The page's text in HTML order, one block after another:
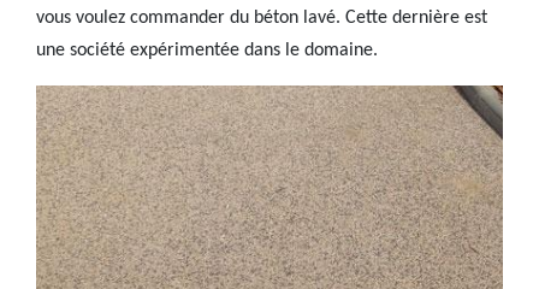
vous voulez commander du béton lavé. Cette dernière est
une société expérimentée dans le domaine.